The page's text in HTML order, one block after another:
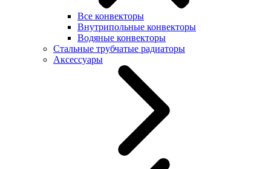
Все конвекторы
Внутрипольные конвекторы
Водяные конвекторы
Стальные трубчатые радиаторы
Аксессуары